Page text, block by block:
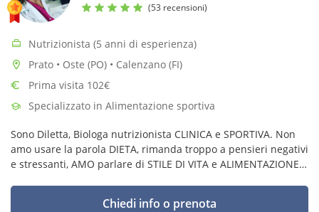
(53 recensioni)
Nutrizionista (5 anni di esperienza)
Prato • Oste (PO) • Calenzano (FI)
Prima visita 102€
Specializzato in Alimentazione sportiva
Sono Diletta, Biologa nutrizionista CLINICA e SPORTIVA. Non
amo usare la parola DIETA, rimanda troppo a pensieri negativi
e stressanti, AMO parlare di STILE DI VITA e ALIMENTAZIONE
Chiedi info o prenota